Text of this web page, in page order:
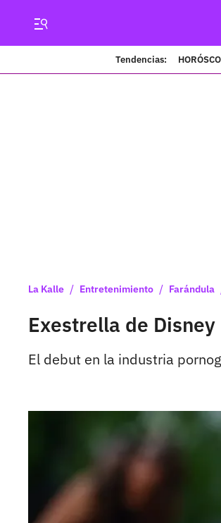
Tendencias:
La Kalle / Entretenimiento / Farándula
Exestrella de
El debut en la industria